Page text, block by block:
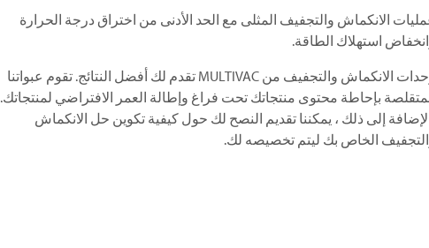
الانكماش والتجفيف المثلى مع الحد الأدنى من اختراق درجة الحرارة
استهلاك الطاقة.
الانكماش والتجفيف من MULTIVAC تقدم لك أفضل النتائج. تقوم عبواتنا
بإحاطة محتوى منتجاتك تحت فراغ وإطالة العمر الافتراضي لمنتجاتك.
إلى ذلك ، يمكننا تقديم النصح لك حول كيفية تكوين حل الانكماش
الخاص بك ليتم تخصيصه لك.